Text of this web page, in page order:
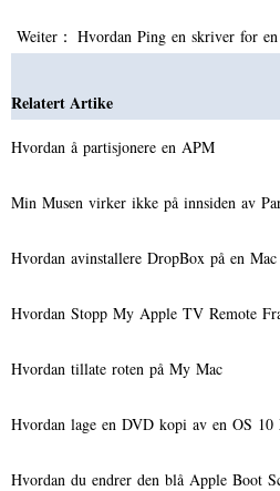
Weiter： Hvordan Ping en skriver for
Relatert Artike
Hvordan å partisjonere en APM
Min Musen virker ikke på innsiden av
Hvordan avinstallere DropBox på en Mac
Hvordan Stopp My Apple TV Remote
Hvordan tillate roten på My Mac
Hvordan lage en DVD kopi av en OS
Hvordan du endrer den blå Apple Boot